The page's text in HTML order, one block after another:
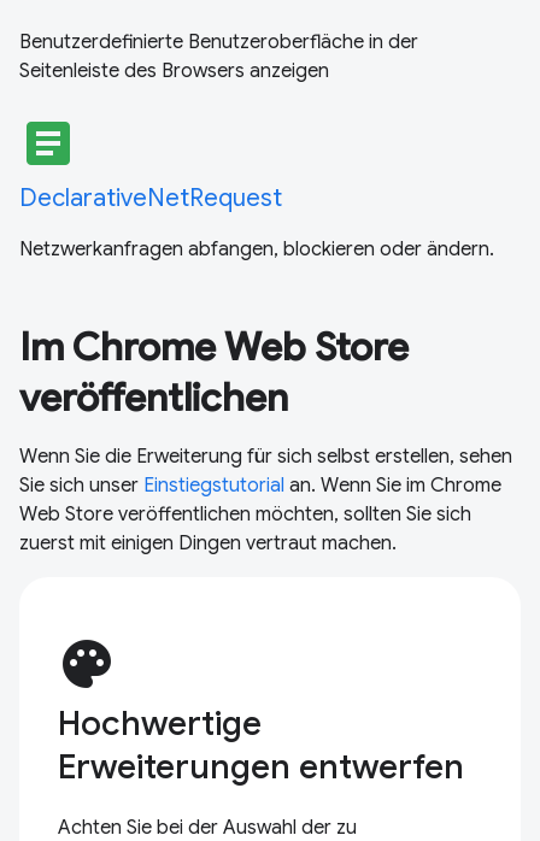
Benutzerdefinierte Benutzeroberfläche in der
Seitenleiste des Browsers anzeigen
article
DeclarativeNetRequest
Netzwerkanfragen abfangen, blockieren oder ändern.
Im Chrome Web Store
veröffentlichen
Wenn Sie die Erweiterung für sich selbst erstellen, sehen
Sie sich unser Einstiegstutorial an. Wenn Sie im Chrome
Web Store veröffentlichen möchten, sollten Sie sich
zuerst mit einigen Dingen vertraut machen.
palette
Hochwertige
Erweiterungen entwerfen
Achten Sie bei der Auswahl der zu